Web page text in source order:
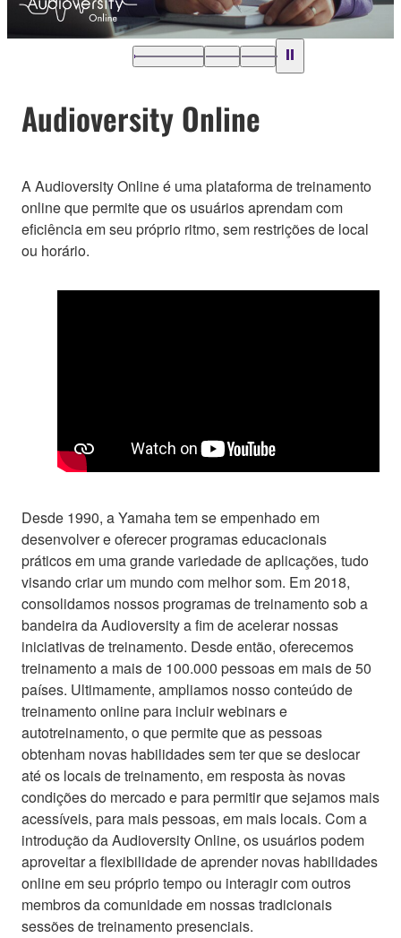
Audioversity Online
A Audioversity Online é uma plataforma de treinamento
online que permite que os usuários aprendam com
eficiência em seu próprio ritmo, sem restrições de local
ou horário.
Desde 1990, a Yamaha tem se empenhado em
desenvolver e oferecer programas educacionais
práticos em uma grande variedade de aplicações, tudo
visando criar um mundo com melhor som. Em 2018,
consolidamos nossos programas de treinamento sob a
bandeira da Audioversity a fim de acelerar nossas
iniciativas de treinamento. Desde então, oferecemos
treinamento a mais de 100.000 pessoas em mais de 50
países. Ultimamente, ampliamos nosso conteúdo de
treinamento online para incluir webinars e
autotreinamento, o que permite que as pessoas
obtenham novas habilidades sem ter que se deslocar
até os locais de treinamento, em resposta às novas
condições do mercado e para permitir que sejamos mais
acessíveis, para mais pessoas, em mais locais. Com a
introdução da Audioversity Online, os usuários podem
aproveitar a flexibilidade de aprender novas habilidades
online em seu próprio tempo ou interagir com outros
membros da comunidade em nossas tradicionais
sessões de treinamento presenciais.